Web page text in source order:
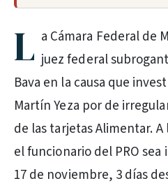
L a Cámara Federal de
juez federal
Bava en la causa que
Martín Yeza por de
de las tarjetas Alimentar.
el funcionario del PRO
17 de noviembre, 3 días